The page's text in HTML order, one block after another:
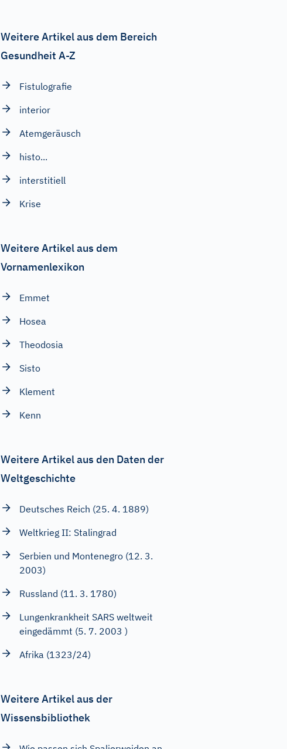
Weitere Artikel aus dem Bereich
Gesundheit A-Z
Fistulografie
interior
Atemgeräusch
histo...
interstitiell
Krise
Weitere Artikel aus dem
Vornamenlexikon
Emmet
Hosea
Theodosia
Sisto
Klement
Kenn
Weitere Artikel aus den Daten der
Weltgeschichte
Deutsches Reich (25. 4. 1889)
Weltkrieg II: Stalingrad
Serbien und Montenegro (12. 3.
2003)
Russland (11. 3. 1780)
Lungenkrankheit SARS weltweit
eingedämmt (5. 7. 2003 )
Afrika (1323/24)
Weitere Artikel aus der
Wissensbibliothek